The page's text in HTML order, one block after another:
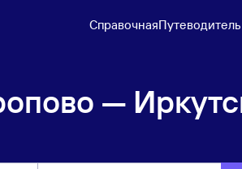
СправочнаяПутеводитель
—